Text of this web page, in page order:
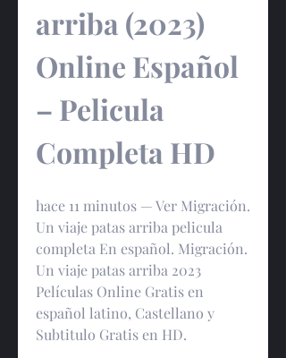
arriba (2023)
Online Español
– Pelicula
Completa HD
hace 11 minutos — Ver Migración.
Un viaje patas arriba pelicula
completa En español. Migración.
Un viaje patas arriba 2023
Películas Online Gratis en
español latino, Castellano y
Subtitulo Gratis en HD.